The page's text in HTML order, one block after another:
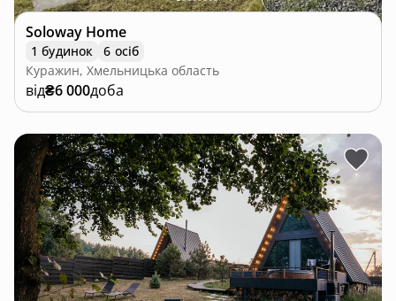
Soloway Home
1 будинок
6 осіб
Куражин, Хмельницька область
від₴6 000доба